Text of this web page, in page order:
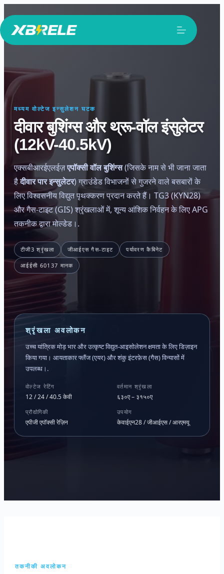
सामग्री
पर
जाएं
मध्यम वोल्टेज इन्सुलेशन घटक
दीवार बुशिंग्स और थ्रू-वॉल इंसुलेटर
(12kV-40.5kV)
एक्सबीआरईएलईज़एपॉक्सी वॉल बुशिंग्स(जिसके नाम से भी जाना जाता
हैदीवार पार इन्सुलेटर) ग्राउंडेड विभाजनों से गुजरने वाले बसबारों के
लिए विश्वसनीय विद्युत पृथक्करण प्रदान करते हैं। TG3 (KYN28)
और गैस-टाइट (GIS) श्रृंखलाओं में, शून्य आंशिक निर्वहन के लिए APG
तकनीक द्वारा मोल्डेड।.
टीजी3 श्रृंखला जीआईएस गैस-टाइट पर्यावरण कैबिनेट
आईईसी 60137 मानक
श्रृंखला अवलोकन
उच्च यांत्रिक मोड़ भार और उत्कृष्ट विद्युत-आइसोलेशन क्षमता के लिए डिज़ाइन
किया गया। आयताकार फ्लैंज (एयर) और शंकु इंटरफ़ेस (गैस) विन्यासों में
उपलब्ध।.
वोल्टेज रेटिंग
12 / 24 / 40.5 केवी
वर्तमान श्रृंखला
६३०ए – ३१५०ए
प्रौद्योगिकी
एपीजी एपॉक्सी रेज़िन
उपयोग
केवाईएन28 / जीआईएस / आरएमयू
तकनीकी अवलोकन